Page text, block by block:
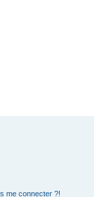
me connecter ?!